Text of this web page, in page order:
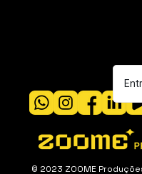
© 2023 ZOOME